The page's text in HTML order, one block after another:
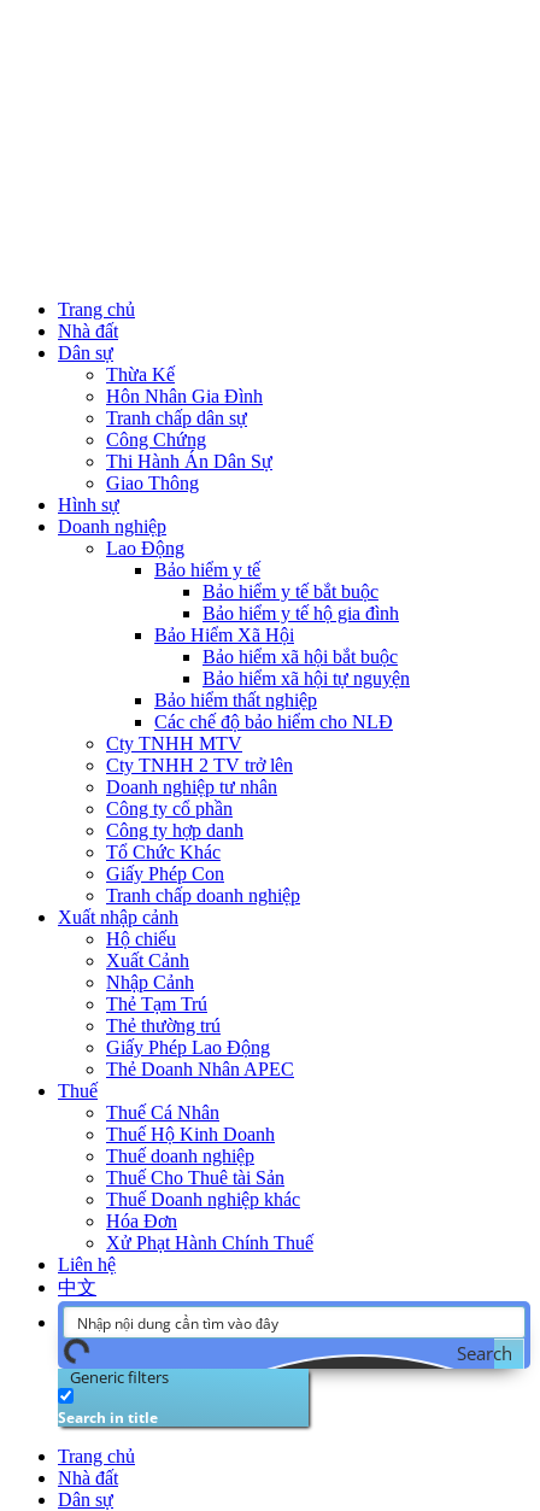
Trang chủ
Nhà đất
Dân sự
Thừa Kế
Hôn Nhân Gia Đình
Tranh chấp dân sự
Công Chứng
Thi Hành Án Dân Sự
Giao Thông
Hình sự
Doanh nghiệp
Lao Động
Bảo hiểm y tế
Bảo hiểm y tế bắt buộc
Bảo hiểm y tế hộ gia đình
Bảo Hiểm Xã Hội
Bảo hiểm xã hội bắt buộc
Bảo hiểm xã hội tự nguyện
Bảo hiểm thất nghiệp
Các chế độ bảo hiểm cho NLĐ
Cty TNHH MTV
Cty TNHH 2 TV trở lên
Doanh nghiệp tư nhân
Công ty cổ phần
Công ty hợp danh
Tổ Chức Khác
Giấy Phép Con
Tranh chấp doanh nghiệp
Xuất nhập cảnh
Hộ chiếu
Xuất Cảnh
Nhập Cảnh
Thẻ Tạm Trú
Thẻ thường trú
Giấy Phép Lao Động
Thẻ Doanh Nhân APEC
Thuế
Thuế Cá Nhân
Thuế Hộ Kinh Doanh
Thuế doanh nghiệp
Thuế Cho Thuê tài Sản
Thuế Doanh nghiệp khác
Hóa Đơn
Xử Phạt Hành Chính Thuế
Liên hệ
中文
Search
Generic filters
Search in title
Trang chủ
Nhà đất
Dân sự